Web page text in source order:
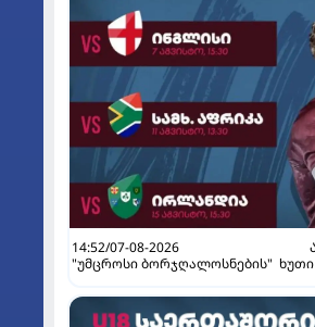
14:52/07-08-2026
"უმცროსი ბორჯღალოსნების"